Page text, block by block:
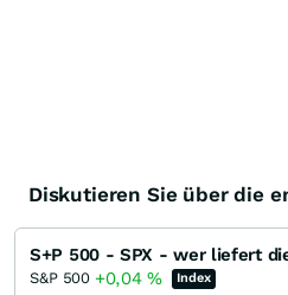
Diskutieren Sie über die
S&P 500 +0,04% Index